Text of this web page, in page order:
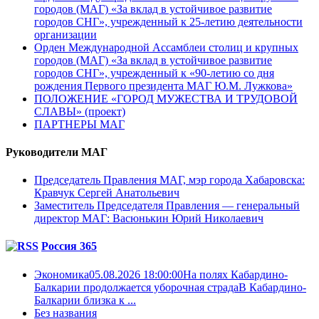
городов (МАГ) «За вклад в устойчивое развитие
городов СНГ», учрежденный к 25-летию деятельности
организации
Орден Международной Ассамблеи столиц и крупных
городов (МАГ) «За вклад в устойчивое развитие
городов СНГ», учрежденный к «90-летию со дня
рождения Первого президента МАГ Ю.М. Лужкова»
ПОЛОЖЕНИЕ «ГОРОД МУЖЕСТВА И ТРУДОВОЙ
СЛАВЫ» (проект)
ПАРТНЕРЫ МАГ
Руководители МАГ
Председатель Правления МАГ, мэр города Хабаровска:
Кравчук Сергей Анатольевич
Заместитель Председателя Правления — генеральный
директор МАГ: Васюнькин Юрий Николаевич
Россия 365
Экономика05.08.2026 18:00:00На полях Кабардино-
Балкарии продолжается уборочная страдаВ Кабардино-
Балкарии близка к ...
Без названия